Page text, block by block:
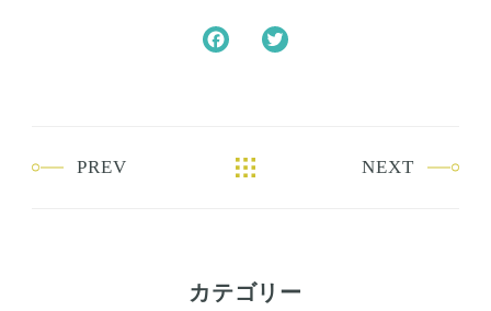
o
PREV NEXT
カテゴリー